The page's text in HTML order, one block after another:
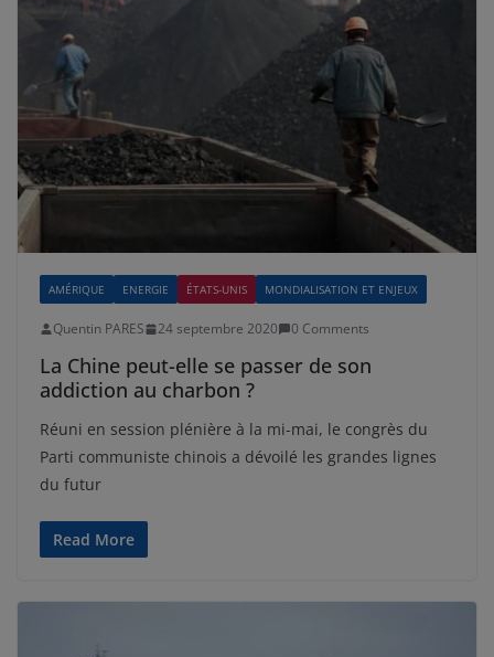
AMÉRIQUE ENERGIE ÉTATS-UNIS MONDIALISATION ET ENJEUX
Quentin PARES 24 septembre 2020 0 Comments
La Chine peut-elle se passer de son
addiction au charbon ?
Réuni en session plénière à la mi-mai, le congrès du
Parti communiste chinois a dévoilé les grandes lignes
du futur
Read More